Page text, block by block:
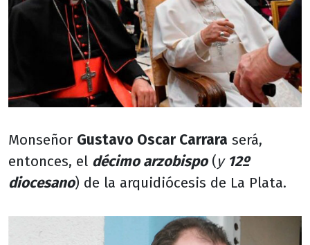
Monseñor Gustavo Oscar Carrara será,
entonces, el décimo arzobispo(y 12º
diocesano) de la arquidiócesis de La Plata.